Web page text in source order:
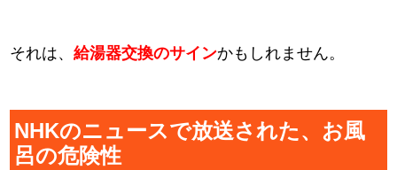
それは、給湯器交換のサインかもしれません。
NHKのニュースで放送された、お風
呂の危険性